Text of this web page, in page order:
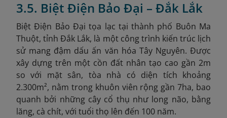
3.5. Biệt Điện Bảo Đại – Đắk Lắk
Biệt Điện Bảo Đại tọa lạc tại thành phố Buôn Ma
Thuột, tỉnh Đắk Lắk, là một công trình kiến trúc lịch
sử mang đậm dấu ấn văn hóa Tây Nguyên. Được
xây dựng trên một cồn đất nhân tạo cao gần 2m
so với mặt sân, tòa nhà có diện tích khoảng
2.300m², nằm trong khuôn viên rộng gần 7ha, bao
quanh bởi những cây cổ thụ như long não, bằng
lăng, cà chít, với tuổi thọ lên đến 100 năm.